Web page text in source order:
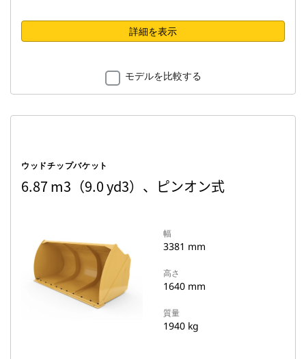
詳細を表示
モデルを比較する
ウッドチップバケット
6.87 m3（9.0 yd3）、ピンオン式
幅
3381 mm
高さ
1640 mm
質量
1940 kg